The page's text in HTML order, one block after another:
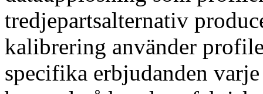
tredjepartsalternativ
kalibrering använder
specifika erbjudanden